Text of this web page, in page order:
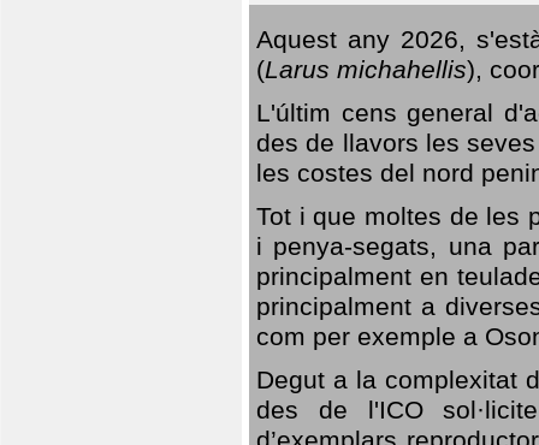
Aquest any 2026,
(Larus michahellis),
L'últim cens general
des de llavors les
les costes del nord
Tot i que moltes de les
i penya-segats, una
principalment en
principalment a
com per exemple a
Degut a la complexitat
des de l'ICO